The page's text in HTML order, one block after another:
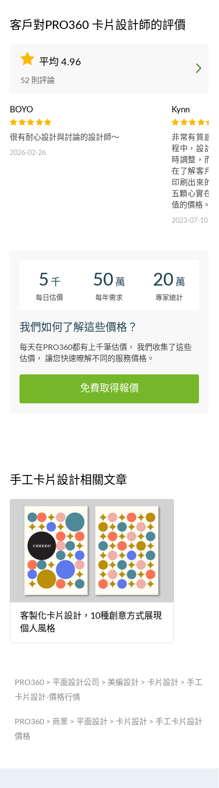
客戶對PRO360 卡片設計師的評價
平均 4.96
52 則評論
BOYO
很有耐心設計與討論的設計師～
2026-02-26
Kynn
非常有質感
程中，設計
時調整，而
在了解客戶
印刷出來的
五顆心實在
值的價格。
2023-07-10
5 千
每日估價
50 萬
每年需求
20 萬
專家總計
我們如何了解這些價格？
每天在PRO360都有上千筆估價， 我們收集了這些
估價， 讓您快速暸解不同的服務價格。
免費取得報價
手工卡片設計相關文章
客製化卡片設計，10種創意方式展現
個人風格
PRO360 > 平面設計公司 > 美編設計 > 卡片設計 > 手工
卡片設計-價格行情
PRO360 > 商業 > 平面設計 > 卡片設計 > 手工卡片設計
價格